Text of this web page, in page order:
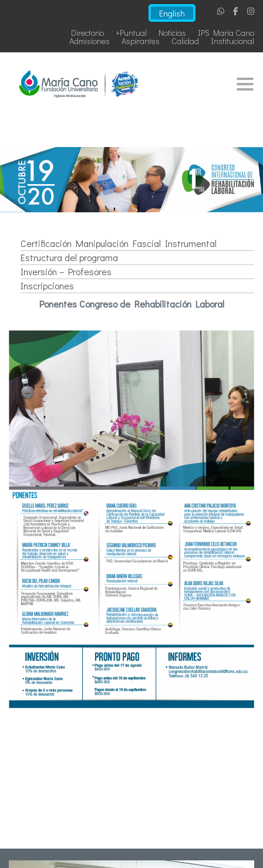
English
IPS María Cano
Noticias
+Puntual
Directorio
Institucional
Calidad
Aspirantes
Admisiones
Certificación Manipulación Fascial Instrumental
Estructura del programa
Inversión – Profesores
Inscripciones
Ponentes Congreso de Rehabilitación Laboral